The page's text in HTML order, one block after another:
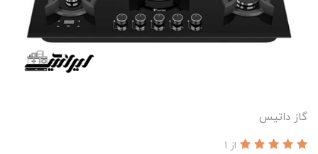
گاز داتیس
از 1